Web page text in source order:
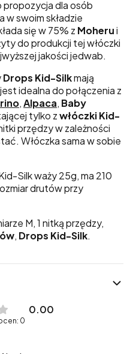
propozycja dla osób
w swoim składzie
się w 75% z Moherui
do produkcji tej włóczki
jakości jedwab.
Drops Kid-Silkmają
idealna do połączenia z
,Alpaca, Baby
tylko zwłóczki Kid-
przędzy w zależności
Włóczka sama w sobie
Silk waży 25g, ma 210
drutów przy
M, 1 nitką przędzy,
, Drops Kid-Silk.
0.00
0